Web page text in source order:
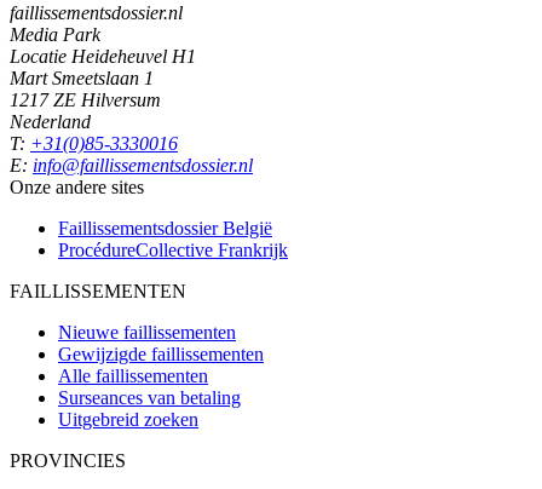
faillissementsdossier.nl
Media Park
Locatie Heideheuvel H1
Mart Smeetslaan 1
1217 ZE Hilversum
Nederland
T: +31(0)85-3330016
E: info@faillissementsdossier.nl
Onze andere sites
Faillissementsdossier België
ProcédureCollective Frankrijk
FAILLISSEMENTEN
Nieuwe faillissementen
Gewijzigde faillissementen
Alle faillissementen
Surseances van betaling
Uitgebreid zoeken
PROVINCIES